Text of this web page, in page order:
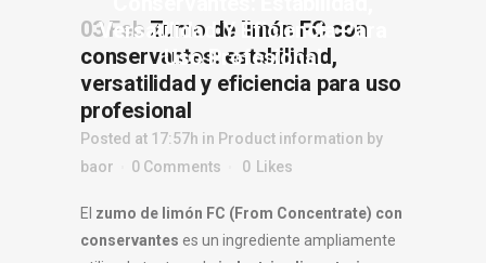
Versatilidad Y Eficiencia Para
Uso Profesional
03 FebZumo de limón FC con
conservantes: estabilidad,
versatilidad y eficiencia para uso
profesional
Posted at 17:57h in Product information by
baor
0 Comments 0 Likes
El zumo de limón FC (From Concentrate) con
conservantes es un ingrediente ampliamente